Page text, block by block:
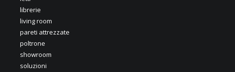
librerie
living room
pareti attrezzate
poltrone
showroom
soluzioni